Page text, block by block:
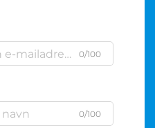
0/100
0/100